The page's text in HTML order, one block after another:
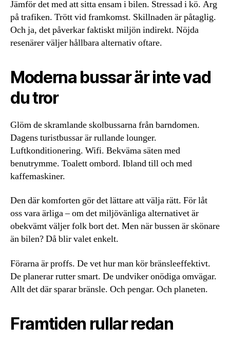
Jämför det med att sitta ensam i bilen. Stressad i kö. Arg
på trafiken. Trött vid framkomst. Skillnaden är påtaglig.
Och ja, det påverkar faktiskt miljön indirekt. Nöjda
resenärer väljer hållbara alternativ oftare.
Moderna bussar är inte vad
du tror
Glöm de skramlande skolbussarna från barndomen.
Dagens turistbussar är rullande lounger.
Luftkonditionering. Wifi. Bekväma säten med
benutrymme. Toalett ombord. Ibland till och med
kaffemaskiner.
Den där komforten gör det lättare att välja rätt. För låt
oss vara ärliga – om det miljövänliga alternativet är
obekvämt väljer folk bort det. Men när bussen är skönare
än bilen? Då blir valet enkelt.
Förarna är proffs. De vet hur man kör bränsleeffektivt.
De planerar rutter smart. De undviker onödiga omvägar.
Allt det där sparar bränsle. Och pengar. Och planeten.
Framtiden rullar redan